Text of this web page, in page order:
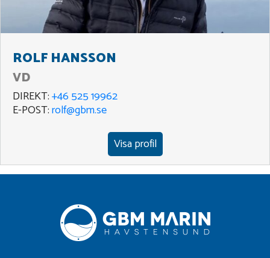
ROLF HANSSON
VD
DIREKT:+46 525 19962
E-POST:rolf@gbm.se
Visa profil